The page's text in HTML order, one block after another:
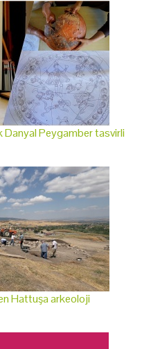
Danyal Peygamber tasvirli
Hattuşa arkeoloji